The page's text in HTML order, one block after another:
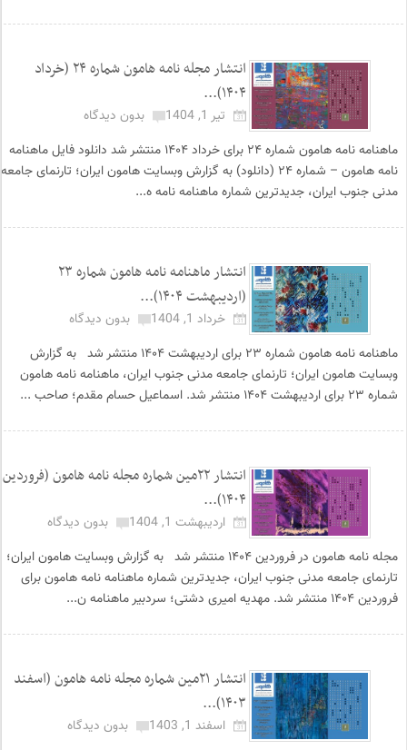
انتشار مجله نامه هامون شماره ۲۴ (خرداد
۱۴۰۴)...
تیر 1, 1404
بدون دیدگاه
ماهنامه نامه هامون شماره ۲۴ برای خرداد ۱۴۰۴ منتشر شد دانلود فایل ماهنامه
نامه هامون – شماره ۲۴ (دانلود) به گزارش وبسایت هامون ایران؛ تارنمای جامعه
مدنی جنوب ایران، جدیدترین شماره ماهنامه نامه ه...
انتشار ماهنامه نامه هامون شماره ۲۳
(اردیبهشت ۱۴۰۴)...
خرداد 1, 1404
بدون دیدگاه
ماهنامه نامه هامون شماره ۲۳ برای اردیبهشت ۱۴۰۴ منتشر شد به گزارش
وبسایت هامون ایران؛ تارنمای جامعه مدنی جنوب ایران، ماهنامه نامه هامون
شماره ۲۳ برای اردیبهشت ۱۴۰۴ منتشر شد. اسماعیل حسام مقدم؛ صاحب ...
انتشار ۲۲مین شماره مجله نامه هامون (فروردین
۱۴۰۴)...
اردیبهشت 1, 1404
بدون دیدگاه
مجله نامه هامون در فروردین ۱۴۰۴ منتشر شد به گزارش وبسایت هامون ایران؛
تارنمای جامعه مدنی جنوب ایران، جدیدترین شماره ماهنامه نامه هامون برای
فروردین ۱۴۰۴ منتشر شد. مهدیه امیری دشتی؛ سردبیر ماهنامه ن...
انتشار ۲۱مین شماره مجله نامه هامون (اسفند
۱۴۰۳)...
اسفند 1, 1403
بدون دیدگاه